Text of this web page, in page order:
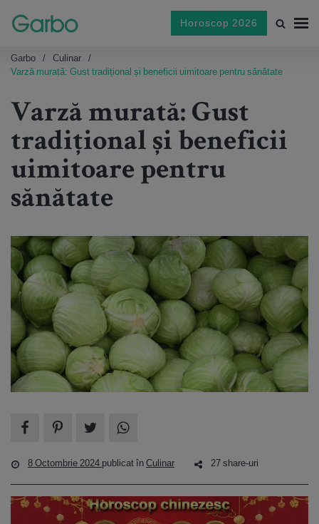
Horoscop 2026
Garbo
Culinar
Varză murată: Gust tradițional și beneficii uimitoare pentru sănătate
Varză murată: Gust
tradițional și beneficii
uimitoare pentru
sănătate
8 Octombrie 2024 publicat înCulinar 27 share-uri